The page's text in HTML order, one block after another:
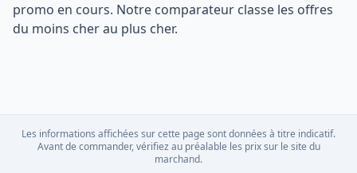
promo en cours. Notre comparateur classe les offres
du moins cher au plus cher.
Les informations affichées sur cette page sont données à titre indicatif.
Avant de commander, vérifiez au préalable les prix sur le site du
marchand.